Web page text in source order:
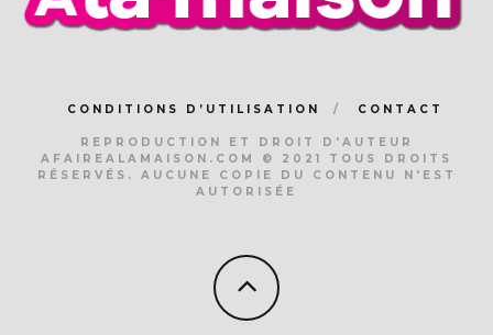
CONDITIONS D’UTILISATION CONTACT
REPRODUCTION ET DROIT D'AUTEUR
AFAIREALAMAISON.COM © 2021 TOUS DROITS
RÉSERVÉS. AUCUNE COPIE DU CONTENU N'EST
AUTORISÉE